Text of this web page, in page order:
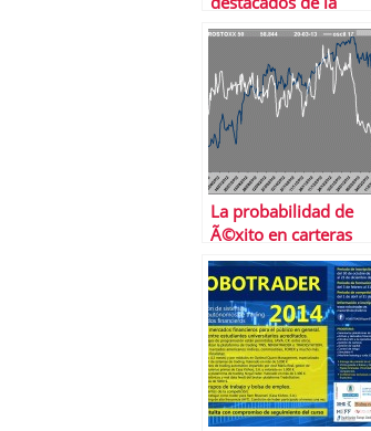
semana
La probabilidad de
Ã©xito en carteras
direccionales alcistas
estÃ¡ por debajo del
50%